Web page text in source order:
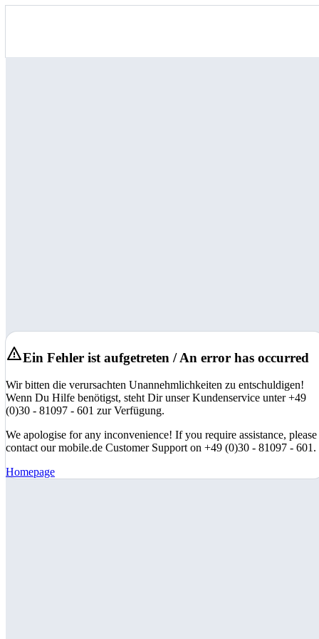
Ein Fehler ist aufgetreten / An error has occurred
Wir bitten die verursachten Unannehmlichkeiten zu entschuldigen!
Wenn Du Hilfe benötigst, steht Dir unser Kundenservice unter +49
(0)30 - 81097 - 601 zur Verfügung.
We apologise for any inconvenience! If you require assistance, please
contact our mobile.de Customer Support on +49 (0)30 - 81097 - 601.
Homepage